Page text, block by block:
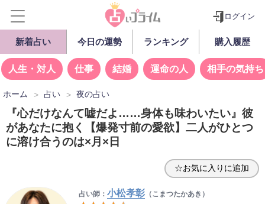
ログイン
新着占い 今日の運勢 ランキング 購入履歴
人生・対人 仕事 結婚 運命の人 相手の気持ち
ホーム 占い 夜の占い
『心だけなんて嘘だよ……身体も味わいたい』彼
があなたに抱く【爆発寸前の愛欲】二人がひとつ
に溶け合うのは×月×日
☆お気に入りに追加
占い師： 小松孝彰（こまつたかあき）